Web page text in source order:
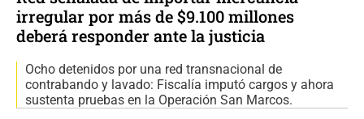
irregular por más de $9.100 millones
deberá responder ante la justicia
Ocho detenidos por una red transnacional de
contrabando y lavado: Fiscalía imputó cargos y ahora
sustenta pruebas en la Operación San Marcos.